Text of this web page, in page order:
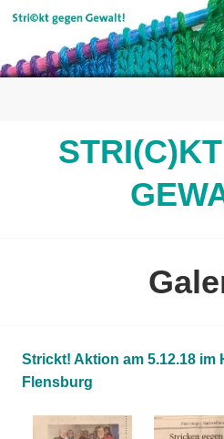
Springe
Inhalt
Strickt! Aktion am 5.12.18 im
Flensburg